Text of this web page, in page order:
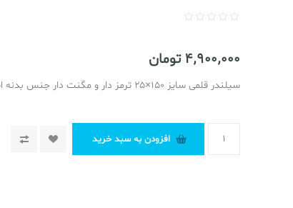
4٬900٬000 تومان
سیلندر قلمی سایز ۱۵۰×۲۵ ترمز دار و مگنت دار جنس بدنه استیل
افزودن به سبد خرید